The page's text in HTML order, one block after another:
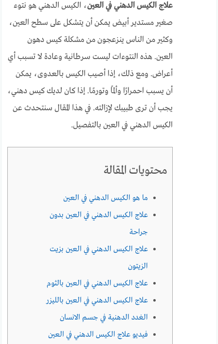
علاج الكيس الدهني في العين، الكيس الدهني هو نتوء
صغير مستدير أبيض يمكن أن يتشكل على سطح العين،
وكثير من الناس ينزعجون من مشكلة كيس دهون
العين. هذه النتوءات ليست سرطانية وعادة لا تسبب أي
أعراض. ومع ذلك، إذا أصيب الكيس بالعدوى، يمكن
أن يسبب احمرارًا وألمًا وتورمًا. إذا كان لديك كيس دهني،
يجب أن ترى طبيبك لإزالته. في هذا المقال سنتحدث عن
الكيس الدهني في العين بالتفصيل.
محتويات المقالة
ما هو الكيس الدهني في العين
علاج الكيس الدهني في العين بدون
جراحة
علاج الكيس الدهني في العين بزيت
الزيتون
علاج الكيس الدهني في العين بالثوم
علاج الكيس الدهني في العين بالليزر
الغدد الدهنية في جسم الانسان
فيديو علاج الكيس الدهني في العين